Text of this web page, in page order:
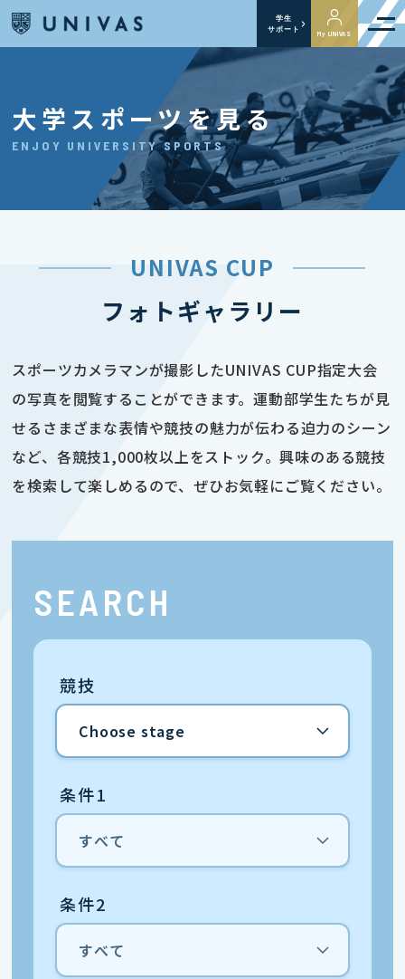
学生
サポート
My UNIVAS
大学スポーツを見る
ENJOY UNIVERSITY SPORTS
UNIVAS CUP
フォトギャラリー
スポーツカメラマンが撮影したUNIVAS CUP指定大会
の写真を閲覧することができます。運動部学生たちが見
せるさまざまな表情や競技の魅力が伝わる迫力のシーン
など、各競技1,000枚以上をストック。興味のある競技
を検索して楽しめるので、ぜひお気軽にご覧ください。
SEARCH
競技
条件1
条件2